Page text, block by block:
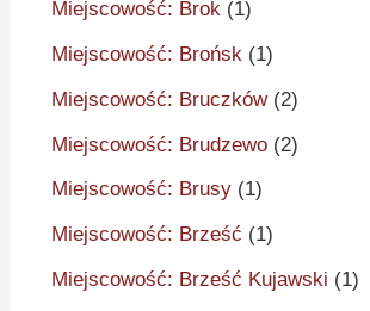
Miejscowość: Brok (1)
Miejscowość: Brońsk (1)
Miejscowość: Bruczków(2)
Miejscowość: Brudzewo (2)
Miejscowość: Brusy (1)
Miejscowość: Brześć (1)
Miejscowość: Brześć Kujawski (1)